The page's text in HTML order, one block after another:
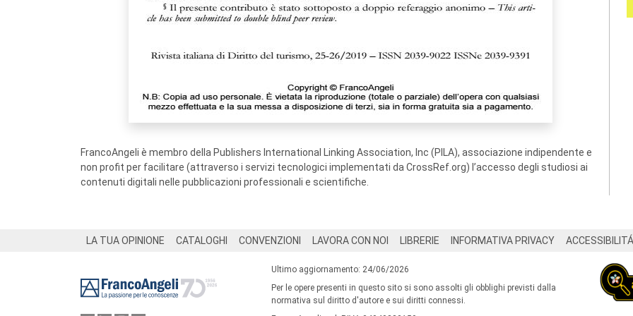
FrancoAngeli è membro della Publishers International Linking Association, Inc (PILA), associazione indipendente e
non profit per facilitare (attraverso i servizi tecnologici implementati da CrossRef.org) l’accesso degli studiosi ai
contenuti digitali nelle pubblicazioni professionali e scientifiche.
LA TUA OPINIONE CATALOGHI CONVENZIONI LAVORA CON NOI LIBRERIE INFORMATIVA PRIVACY ACCESSIBILITÁ
Ultimo aggiornamento: 24/06/2026
Per le opere presenti in questo sito si sono assolti gli obblighi previsti dalla
normativa sul diritto d'autore e sui diritti connessi.